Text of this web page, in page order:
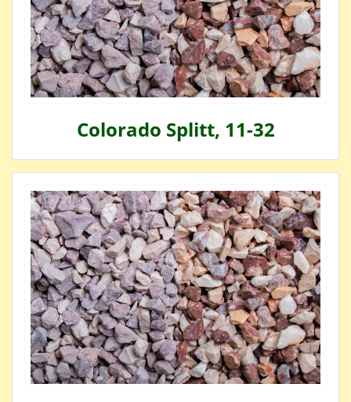
Colorado Splitt, 11-32